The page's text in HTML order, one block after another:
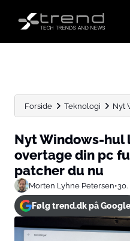
Forside Teknologi Nyt
Nyt Windows-hul
overtage din pc
patcher du nu
Morten Lyhne Petersen•30.
Følg trend.dk på Google